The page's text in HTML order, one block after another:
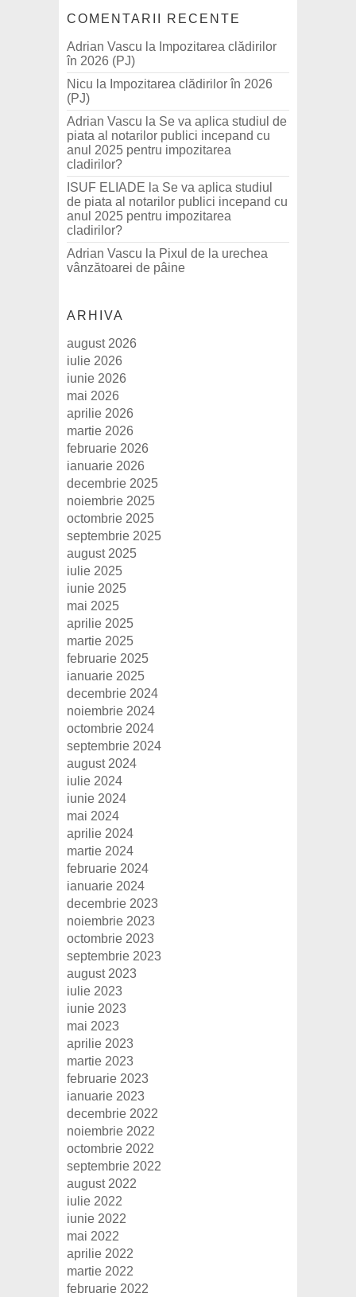
COMENTARII RECENTE
Adrian Vascu la Impozitarea clădirilor
în 2026 (PJ)
Nicu la Impozitarea clădirilor în 2026
(PJ)
Adrian Vascu la Se va aplica studiul de
piata al notarilor publici incepand cu
anul 2025 pentru impozitarea
cladirilor?
ISUF ELIADE la Se va aplica studiul
de piata al notarilor publici incepand cu
anul 2025 pentru impozitarea
cladirilor?
Adrian Vascu la Pixul de la urechea
vânzătoarei de pâine
ARHIVA
august 2026
iulie 2026
iunie 2026
mai 2026
aprilie 2026
martie 2026
februarie 2026
ianuarie 2026
decembrie 2025
noiembrie 2025
octombrie 2025
septembrie 2025
august 2025
iulie 2025
iunie 2025
mai 2025
aprilie 2025
martie 2025
februarie 2025
ianuarie 2025
decembrie 2024
noiembrie 2024
octombrie 2024
septembrie 2024
august 2024
iulie 2024
iunie 2024
mai 2024
aprilie 2024
martie 2024
februarie 2024
ianuarie 2024
decembrie 2023
noiembrie 2023
octombrie 2023
septembrie 2023
august 2023
iulie 2023
iunie 2023
mai 2023
aprilie 2023
martie 2023
februarie 2023
ianuarie 2023
decembrie 2022
noiembrie 2022
octombrie 2022
septembrie 2022
august 2022
iulie 2022
iunie 2022
mai 2022
aprilie 2022
martie 2022
februarie 2022